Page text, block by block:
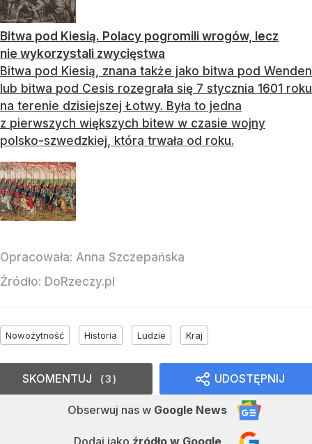
Bitwa pod Kiesią. Polacy pogromili wrogów, lecz
nie wykorzystali zwycięstwa
Bitwa pod Kiesią, znana także jako bitwa pod Wenden
lub bitwa pod Cesis rozegrała się 7 stycznia 1601 roku
na terenie dzisiejszej Łotwy. Była to jedna
z pierwszych większych bitew w czasie wojny
polsko-szwedzkiej, która trwała od roku.
Opracowała: Anna Szczepańska
Źródło: DoRzeczy.pl
Nowożytność Historia Ludzie Kraj
UDOSTĘPNIJ
Obserwuj nas w Google News
Dodaj jako źródło w Google
SKOMENTUJ 3